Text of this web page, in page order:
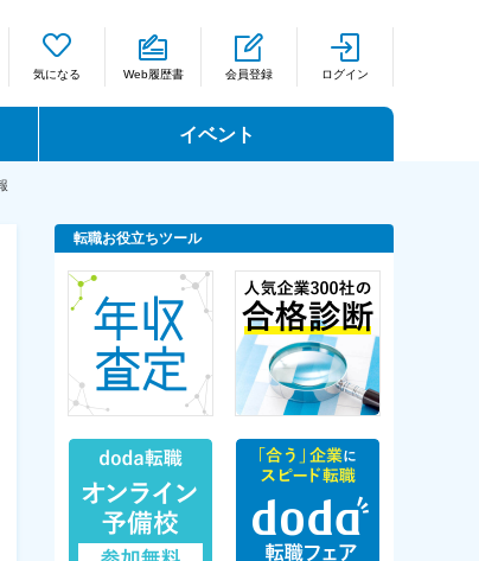
気になる Web履歴書 会員登録 ログイン
イベント
転職お役立ちツール